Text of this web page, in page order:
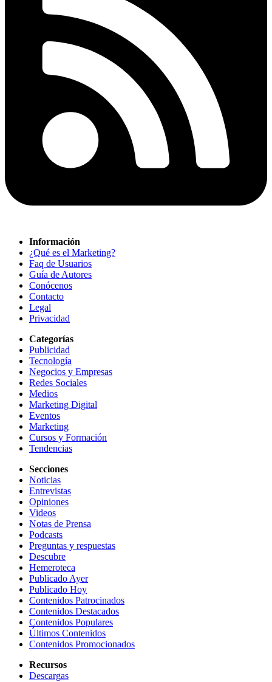
Información
¿Qué es el Marketing?
Faq de Usuarios
Guía de Autores
Conócenos
Contacto
Legal
Privacidad
Categorías
Publicidad
Tecnología
Negocios y Empresas
Redes Sociales
Medios
Marketing Digital
Eventos
Marketing
Cursos y Formación
Tendencias
Secciones
Noticias
Entrevistas
Opiniones
Videos
Notas de Prensa
Podcasts
Preguntas y respuestas
Descubre
Hemeroteca
Publicado Ayer
Publicado Hoy
Contenidos Patrocinados
Contenidos Destacados
Contenidos Populares
Últimos Contenidos
Contenidos Promocionados
Recursos
Descargas